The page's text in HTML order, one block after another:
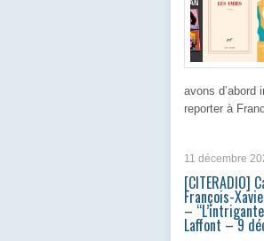
avons d’abord
reporter à
11 décembre
[CITERADIO]
François-
–
Laffont – 9